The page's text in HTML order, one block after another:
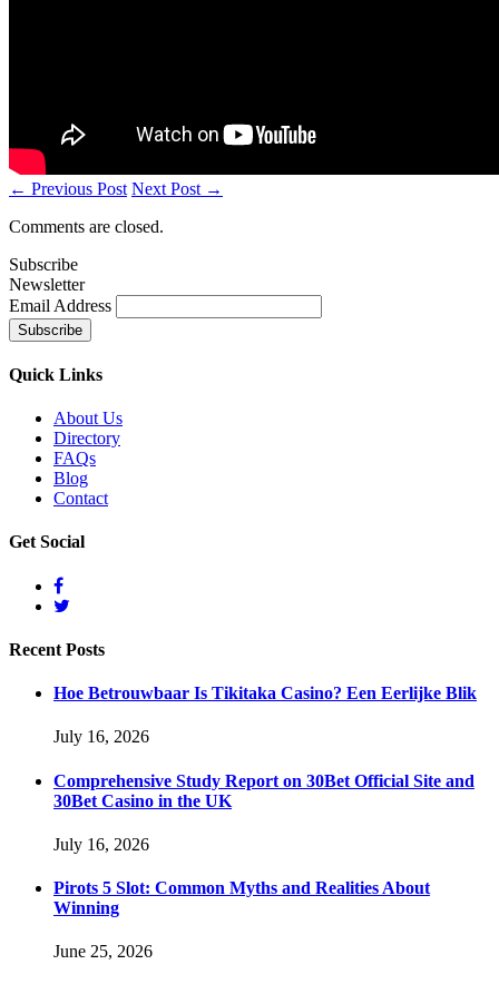
← Previous Post Next Post →
Comments are closed.
Subscribe
Newsletter
Email Address
Quick Links
About Us
Directory
FAQs
Blog
Contact
Get Social
Recent Posts
Hoe Betrouwbaar Is Tikitaka Casino? Een Eerlijke Blik
July 16, 2026
Comprehensive Study Report on 30Bet Official Site and
30Bet Casino in the UK
July 16, 2026
Pirots 5 Slot: Common Myths and Realities About
Winning
June 25, 2026